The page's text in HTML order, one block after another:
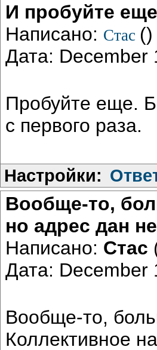
И пробуйте
Написано: Стас ()
Дата: December
Пробуйте еще.
с первого раза.
Настройки:
Вообще-то,
но адрес дан
Написано: Стас
Дата: December
Вообще-то,
Коллективное